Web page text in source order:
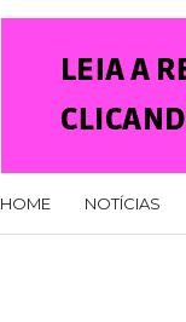
HOME NOTÍCIAS